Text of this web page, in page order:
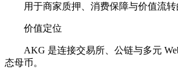
用于商家质押、消费保障与价值流
价值定位
AKG 是连接交易所、公链与多元
态母币。